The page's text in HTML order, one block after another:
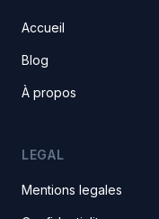
Accueil
Blog
À propos
LEGAL
Mentions legales